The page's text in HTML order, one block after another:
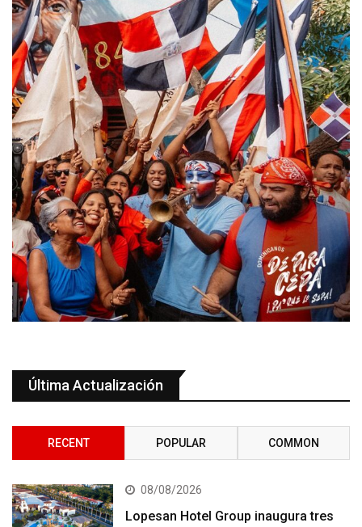
Última Actualización
RECENT POPULAR COMMON
08/08/2026
Lopesan Hotel Group inaugura tres